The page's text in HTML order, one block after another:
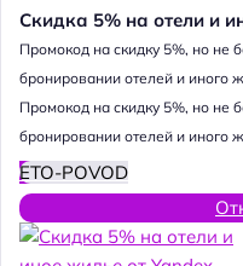
Скидка 5% на отели и
Промокод на скидку 5%, но не
бронировании отелей и иного
Промокод на скидку 5%, но не
бронировании отелей и иного
ETO-POVOD